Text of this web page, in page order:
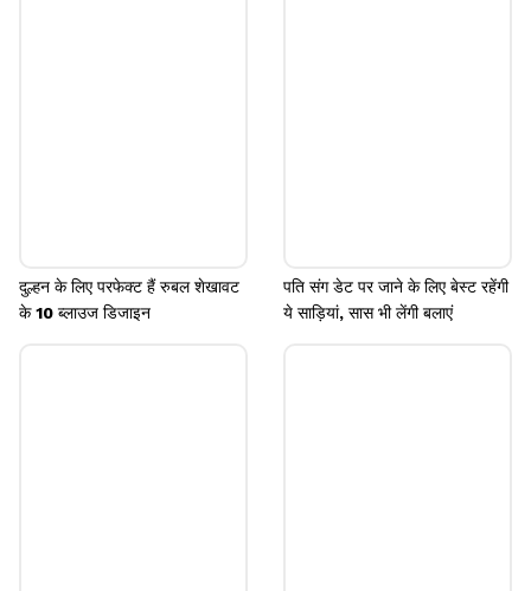
दुल्हन के लिए परफेक्ट हैं रुबल शेखावट
के 10 ब्लाउज डिजाइन
पति संग डेट पर जाने के लिए बेस्ट रहेंगी
ये साड़ियां, सास भी लेंगी बलाएं